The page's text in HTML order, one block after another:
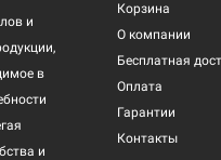
и
в
и
Корзина
О компании
Бесплатная
Оплата
Гарантии
Контакты